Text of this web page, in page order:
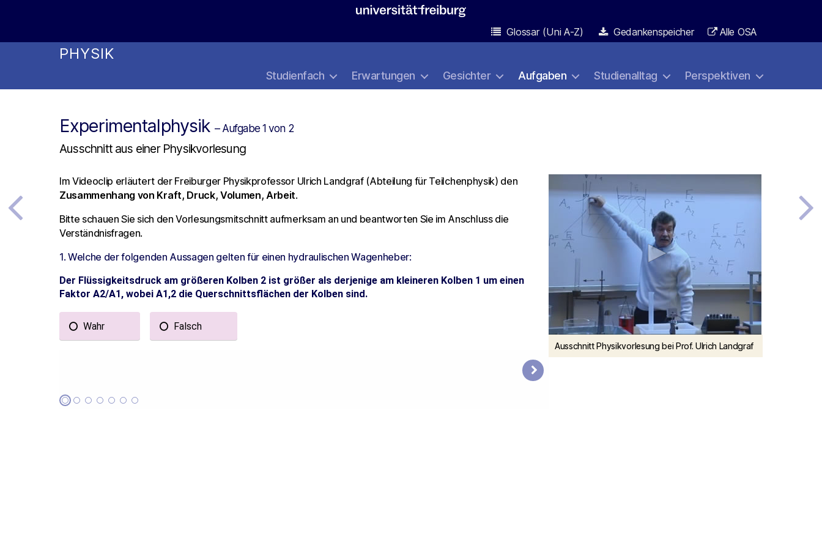
Glossar (Uni A-Z) Gedankenspeicher Alle OSA
PHYSIK
Studienfach Erwartungen Gesichter Aufgaben Studienalltag Perspektiven
Experimentalphysik – Aufgabe 1 von 2
Ausschnitt aus einer Physikvorlesung
Im Videoclip erläutert der Freiburger Physikprofessor Ulrich Landgraf (Abteilung für Teilchenphysik) den
Zusammenhang von Kraft, Druck, Volumen, Arbeit.
Bitte schauen Sie sich den Vorlesungsmitschnitt aufmerksam an und beantworten Sie im Anschluss die
Verständnisfragen.
1. Welche der folgenden Aussagen gelten für einen hydraulischen Wagenheber:
seconds
of
secondsVolume
Ausschnitt Physikvorlesung bei Prof. Ulrich Landgraf